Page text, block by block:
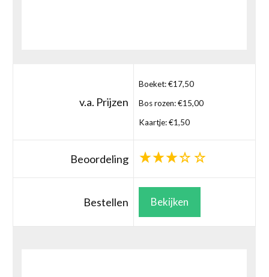
v.a. Prijzen
Boeket: €17,50
Bos rozen: €15,00
Kaartje: €1,50
Beoordeling
Bestellen Bekijken